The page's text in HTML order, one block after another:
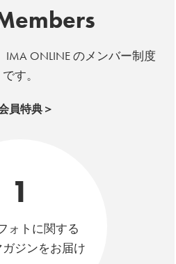
IMA ONLINE のメンバー制度
です。
員特典＞
1
ォトに関する
ガジンをお届け